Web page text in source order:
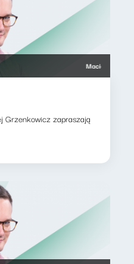
Maciej
Grzenkowicz zapraszają